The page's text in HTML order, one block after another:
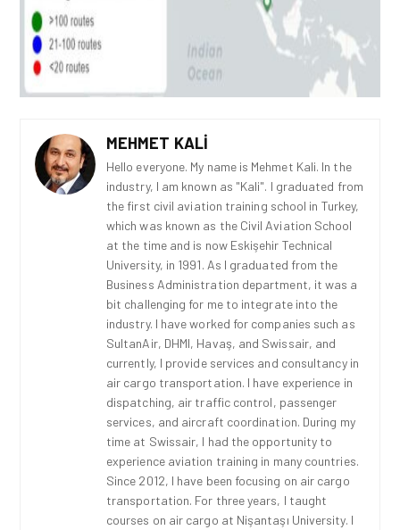
MEHMET KALI
Hello everyone. My name is Mehmet Kali. In the
industry, I am known as "Kali". I graduated from
the first civil aviation training school in Turkey,
which was known as the Civil Aviation School
at the time and is now Eskişehir Technical
University, in 1991. As I graduated from the
Business Administration department, it was a
bit challenging for me to integrate into the
industry. I have worked for companies such as
SultanAir, DHMI, Havaş, and Swissair, and
currently, I provide services and consultancy in
air cargo transportation. I have experience in
dispatching, air traffic control, passenger
services, and aircraft coordination. During my
time at Swissair, I had the opportunity to
experience aviation training in many countries.
Since 2012, I have been focusing on air cargo
transportation. For three years, I taught
courses on air cargo at Nişantaşı University. I